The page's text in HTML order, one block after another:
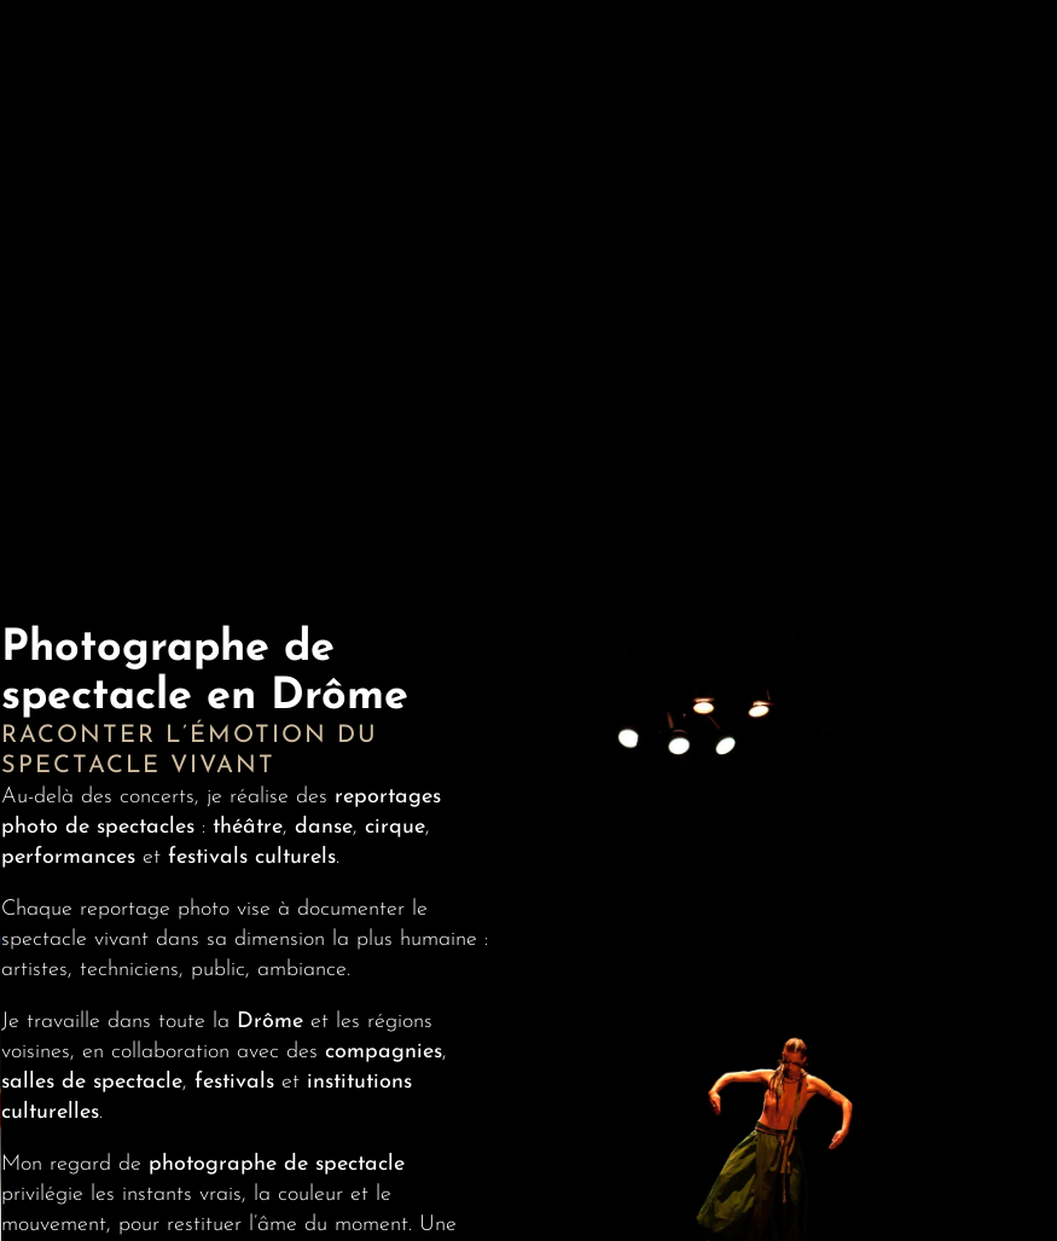
Photographe de
spectacle en Drôme
RACONTER L’ÉMOTION DU
SPECTACLE VIVANT
Au-delà des concerts, je réalise des reportages
photo de spectacles :théâtre,danse,cirque,
performances etfestivals culturels.
Chaque reportage photo vise à documenter le
spectacle vivant dans sa dimension la plus humaine :
artistes, techniciens, public, ambiance.
Je travaille dans toute la Drôme et les régions
voisines, en collaboration avec descompagnies,
salles de spectacle,festivals et institutions
culturelles.
Mon regard de photographe de spectacle
privilégie les instants vrais, la couleur et le
mouvement, pour restituer l’âme du moment. Une